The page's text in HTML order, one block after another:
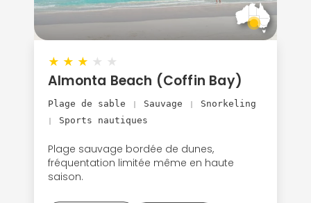
★ ★ ★ ★ ★
Almonta Beach (Coffin Bay)
Plage de sable Sauvage Snorkeling
Sports nautiques
Plage sauvage bordée de dunes,
fréquentation limitée même en haute
saison.